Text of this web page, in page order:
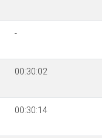
-
00:30:02
00:30:14